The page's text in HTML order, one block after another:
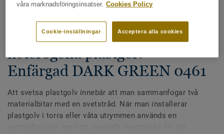
Alla tillbehör|Svetstråd
Svetstråd - Homogena &
heterogena plastgolv -
Enfärgad DARK GREEN 0461
Att svetsa plastgolv innebär att man sammanfogar två
materialbitar med en svetstråd. När man installerar
plastgolv i torra eller våta utrymmen används en
våra marknadsföringsinsatser. Cookies Policy
Acceptera alla cookies
Cookie-inställningar